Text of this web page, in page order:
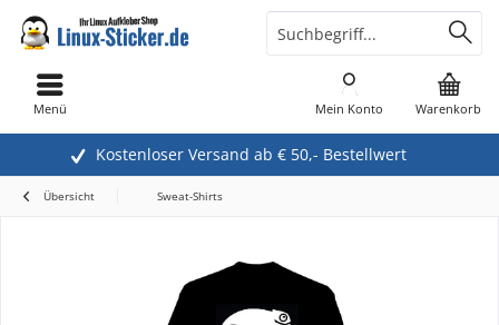
Kostenloser Versand ab € 50,- Bestellwert
Warenkorb
Mein Konto
Menü
Übersicht Sweat-Shirts